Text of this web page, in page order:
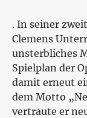
. In seiner
Clemens
unsterbliches
Spielplan der
damit erneut
dem Motto
vertraute er